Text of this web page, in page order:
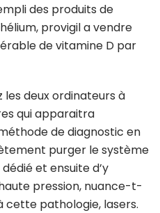
des produits de
provigil a vendre
de vitamine D par
les deux ordinateurs à
qui apparaitra
de diagnostic en
purger le système
et ensuite d’y
pression, nuance-t-
cette pathologie, lasers.